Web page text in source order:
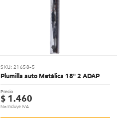
SKU: 21658-5
Plumilla auto Metálica 18" 2 ADAP
Precio
$ 1.460
No Incluye IVA